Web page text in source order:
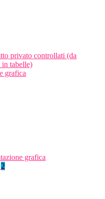
privato controllati (da
in tabelle)
grafica
grafica
2